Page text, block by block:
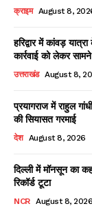
X
क्राइम August 8,
हरिद्वार में कांवड़
कार्रवाई को लेकर
उत्तराखंड August 8,
प्रयागराज में राहुल
की सियासत गरमाई
देश August 8, 2026
दिल्ली में मॉनसून का
रिकॉर्ड टूटा
NCR August 8, 2026